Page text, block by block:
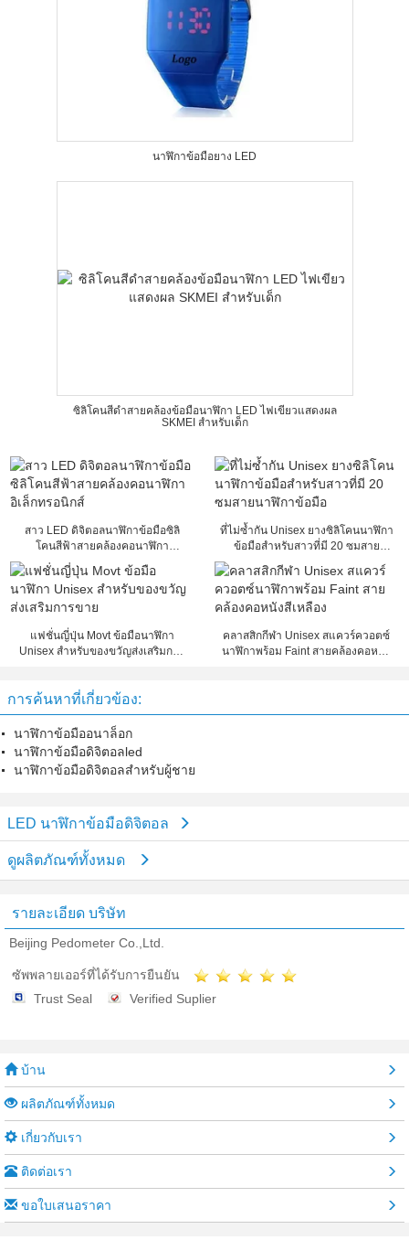
นาฬิกาข้อมือยาง LED
ซิลิโคนสีดำสายคล้องข้อมือนาฬิกา LED ไฟเขียวแสดงผล
SKMEI สำหรับเด็ก
สาว LED ดิจิตอลนาฬิกาข้อมือซิลิ
โคนสีฟ้าสายคล้องคอนาฬิกา
อิเล็กทรอนิกส์
ที่ไม่ซ้ำกัน Unisex ยางซิลิโคนนาฬิกา
ข้อมือสำหรับสาวที่มี 20 ซมสาย
นาฬิกาข้อมือ
แฟชั่นญี่ปุ่น Movt ข้อมือนาฬิกา
Unisex สำหรับของขวัญส่งเสริมการ
คลาสสิกกีฬา Unisex สแควร์ควอตซ์
นาฬิกาพร้อม Faint สายคล้องคอหนัง
การค้นหาที่เกี่ยวข้อง:
นาฬิกาข้อมืออนาล็อก
นาฬิกาข้อมือดิจิตอลled
นาฬิกาข้อมือดิจิตอลสำหรับผู้ชาย
LED นาฬิกาข้อมือดิจิตอล
ดูผลิตภัณฑ์ทั้งหมด
รายละเอียด บริษัท
Beijing Pedometer Co.,Ltd.
ซัพพลายเออร์ที่ได้รับการยืนยัน
Trust Seal
Verified Suplier
บ้าน
ผลิตภัณฑ์ทั้งหมด
เกี่ยวกับเรา
ติดต่อเรา
ขอใบเสนอราคา